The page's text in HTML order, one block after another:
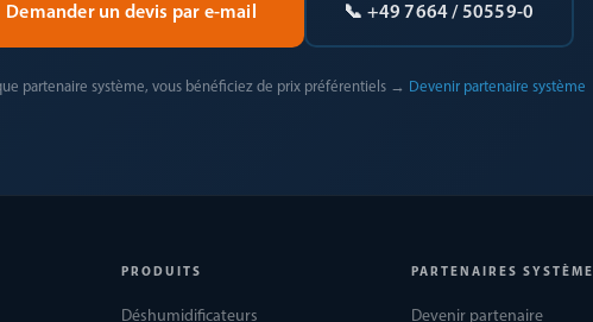
Demander un devis par e-mail 📞 +49 7664 / 50559-0
partenaire système, vous bénéficiez de prix préférentiels → Devenir partenaire système
PRODUITS
Déshumidificateurs
PARTENAIRES SYSTÈME
Devenir partenaire